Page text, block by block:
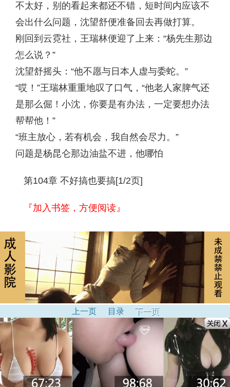
不太好，别的看起来都还不错，短时间内应该不
会出什么问题，沈望舒便准备回去再做打算。
刚回到云霓社，王瑞林便迎了上来：“杨先生那边
怎么说？”
沈望舒摇头：“他不愿与日本人虚与委蛇。”
“哎！”王瑞林重重地叹了口气，“他老人家脾气还
是那么倔！小沈，你要是有办法，一定要想办法
帮帮他！”
“班主放心，若有机会，我自然会尽力。”
问题是杨昆仑那边油盐不进，他哪怕
第104章 不好搞也要搞[1/2页]
『加入书签，方便阅读』
上一页 目录 下一页